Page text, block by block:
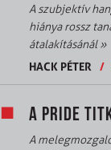
A szubjektív
hiánya rossz
átalakításánál»
HACK PÉTER
/
A PRIDE
A